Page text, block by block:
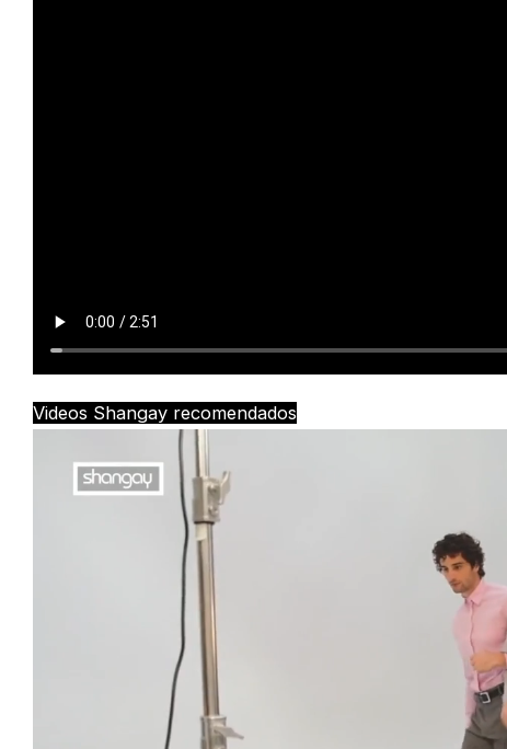
Videos Shangay recomendados